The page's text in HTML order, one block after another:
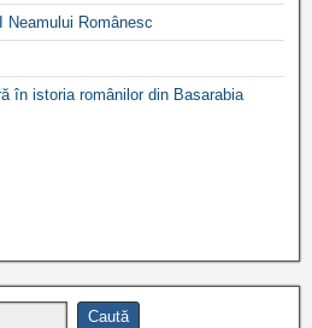
Neamului Românesc
în istoria românilor din Basarabia